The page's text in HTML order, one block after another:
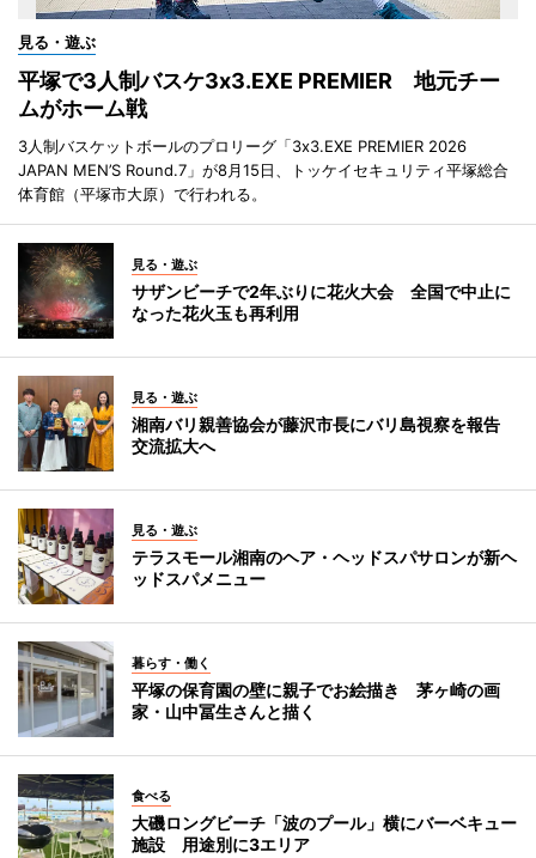
見る・遊ぶ
平塚で3人制バスケ3x3.EXE PREMIER 地元チー
ムがホーム戦
3人制バスケットボールのプロリーグ「3x3.EXE PREMIER 2026
JAPAN MEN’S Round.7」が8月15日、トッケイセキュリティ平塚総合
体育館（平塚市大原）で行われる。
見る・遊ぶ
サザンビーチで2年ぶりに花火大会 全国で中止に
なった花火玉も再利用
見る・遊ぶ
湘南バリ親善協会が藤沢市長にバリ島視察を報告
交流拡大へ
見る・遊ぶ
テラスモール湘南のヘア・ヘッドスパサロンが新ヘ
ッドスパメニュー
暮らす・働く
平塚の保育園の壁に親子でお絵描き 茅ヶ崎の画
家・山中冨生さんと描く
食べる
大磯ロングビーチ「波のプール」横にバーベキュー
施設 用途別に3エリア